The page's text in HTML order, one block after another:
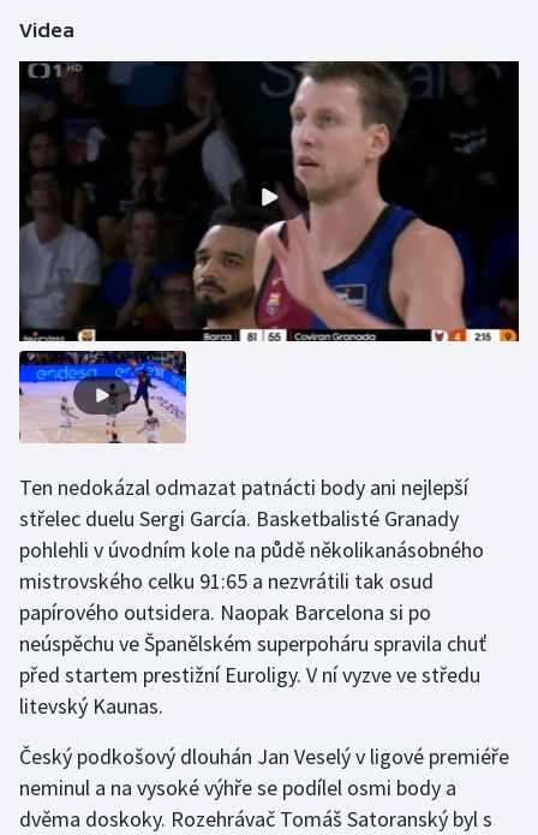
Házená
Jezdectví
Judo
Krasobruslení
Lezení
Lyže a snowboard
Moderní pětiboj
Motorsport
Olympijské hry
Parasport
Plavání
Plážový volejbal
Rychlobruslení
Videa
Ten nedokázal odmazat patnácti body ani nejlepší
střelec duelu Sergi García. Basketbalisté Granady
pohlehli v úvodním kole na půdě několikanásobného
mistrovského celku 91:65 a nezvrátili tak osud
papírového outsidera. Naopak Barcelona si po
neúspěchu ve Španělském superpoháru spravila chuť
před startem prestižní Euroligy. V ní vyzve ve středu
litevský Kaunas.
Český podkošový dlouhán Jan Veselý v ligové premiéře
neminul a na vysoké výhře se podílel osmi body a
dvěma doskoky. Rozehrávač Tomáš Satoranský byl s